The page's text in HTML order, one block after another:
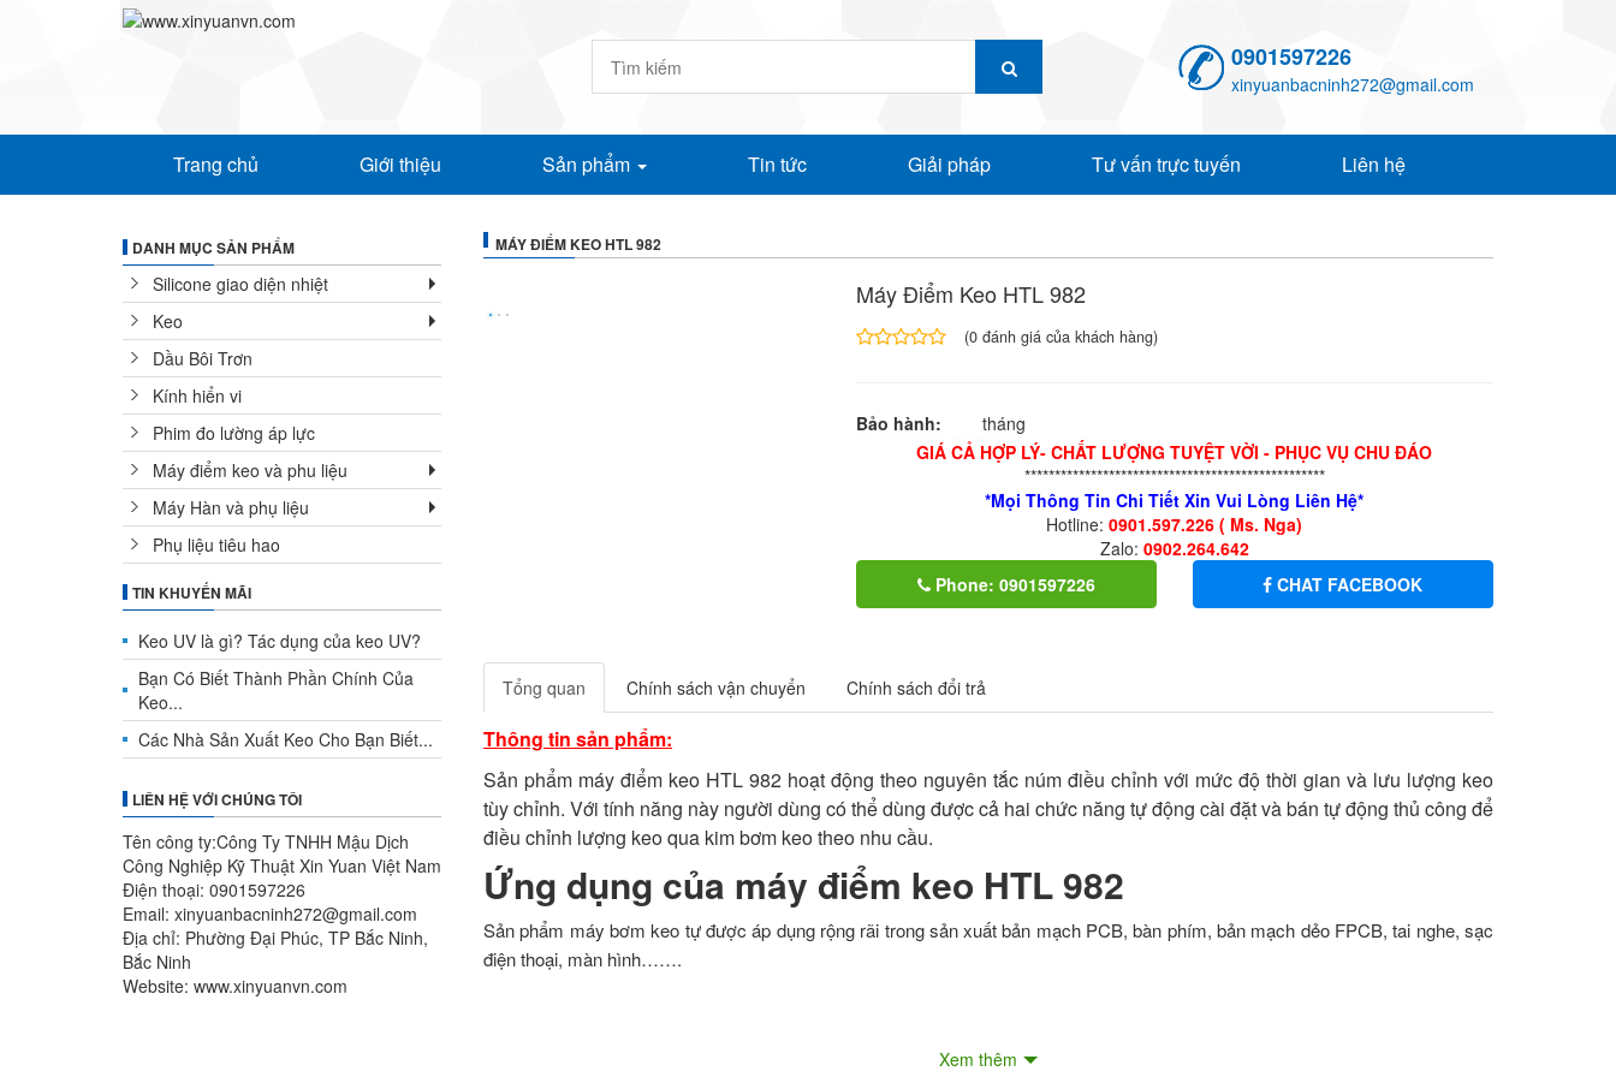
0901597226
xinyuanbacninh272@gmail.com
Trang chủ Giới thiệu Sản phẩm Tin tức Giải pháp Tư vấn trực tuyến Liên hệ
DANH MỤC SẢN PHẨM
Silicone giao diện nhiệt
Keo
Dầu Bôi Trơn
Kính hiển vi
Phim đo lường áp lực
Máy điểm keo và phu liệu
Máy Hàn và phụ liệu
Phụ liệu tiêu hao
TIN KHUYẾN MÃI
Keo UV là gì? Tác dụng của keo UV?
Bạn Có Biết Thành Phần Chính Của
Keo...
Các Nhà Sản Xuất Keo Cho Bạn Biết...
LIÊN HỆ VỚI CHÚNG TÔI
Tên công ty:Công Ty TNHH Mậu Dịch
Công Nghiệp Kỹ Thuật Xin Yuan Việt Nam
Điện thoại: 0901597226
Email: xinyuanbacninh272@gmail.com
Địa chỉ: Phường Đại Phúc, TP Bắc Ninh,
Bắc Ninh
Website: www.xinyuanvn.com
MÁY ĐIỂM KEO HTL 982
Máy Điểm Keo HTL 982
dựa
(0 đánh giá của khách hàng)
Bảo hành:
tháng
GIÁ CẢ HỢP LÝ- CHẤT LƯỢNG TUYỆT VỜI - PHỤC VỤ CHU ĐÁO
**************************************************
*Mọi Thông Tin Chi Tiết Xin Vui Lòng Liên Hệ*
Hotline:0901.597.226 ( Ms. Nga)
Zalo: 0902.264.642
Phone: 0901597226
CHAT FACEBOOK
Tổng quan Chính sách vận chuyển Chính sách đổi trả
Thông tin sản phẩm:
Sản phẩm máy điểm keo HTL 982 hoạt động theo nguyên tắc núm điều chỉnh với mức độ thời gian và lưu lượng keo
tùy chỉnh. Với tính năng này người dùng có thể dùng được cả hai chức năng tự động cài đặt và bán tự động thủ công để
điều chỉnh lượng keo qua kim bơm keo theo nhu cầu.
Ứng dụng của máy điểm keo HTL 982
Sản phẩm máy bơm keo tự được áp dụng rộng rãi trong sản xuất bản mạch PCB, bàn phím, bản mạch dẻo FPCB, tai nghe, sạc
điện thoại, màn hình…….
Đặc tính của máy bơm keo tự động
Xem thêm